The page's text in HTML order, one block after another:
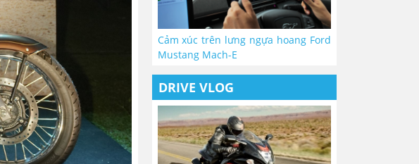
Cảm xúc trên lưng ngựa hoang Ford
Mustang Mach-E
DRIVE VLOG